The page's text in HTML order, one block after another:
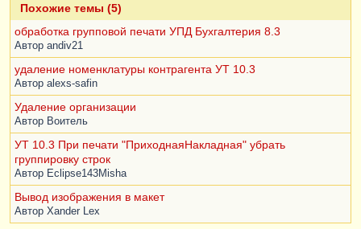
Похожие темы (5)
обработка групповой печати УПД Бухгалтерия 8.3
Автор andiv21
удаление номенклатуры контрагента УТ 10.3
Автор alexs-safin
Удаление организации
Автор Воитель
УТ 10.3 При печати "ПриходнаяНакладная" убрать
группировку строк
Автор Eclipse143Misha
Вывод изображения в макет
Автор Xander Lex